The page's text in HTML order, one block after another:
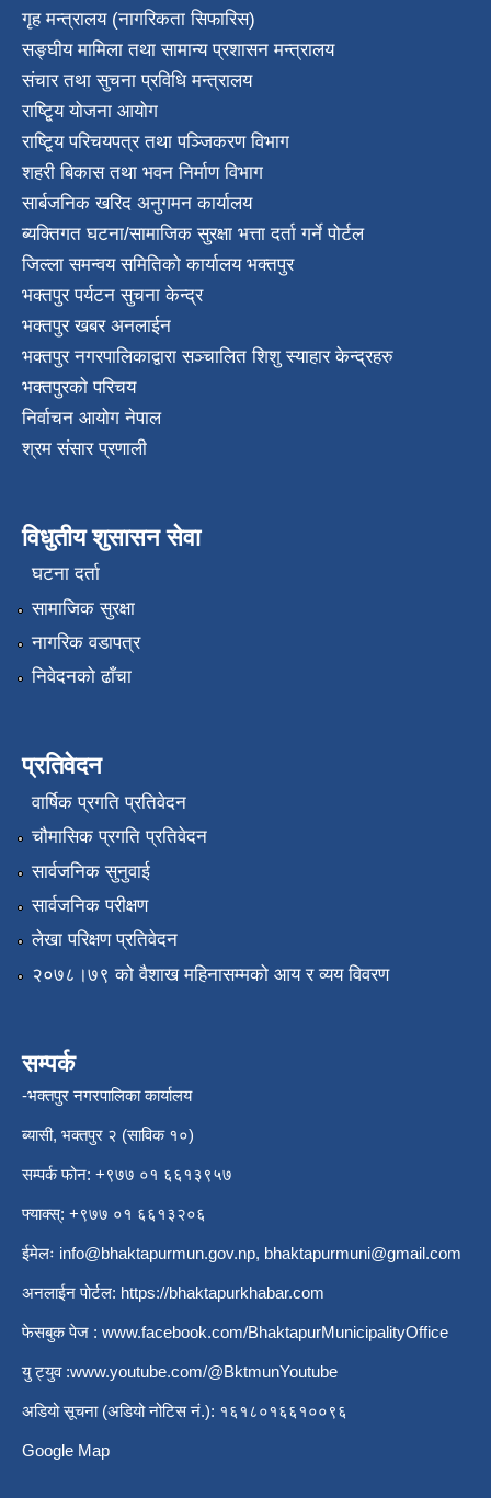
गृह मन्त्रालय (नागरिकता सिफारिस)
सङ्घीय मामिला तथा सामान्य प्रशासन मन्त्रालय
संचार तथा सुचना प्रविधि मन्त्रालय
राष्टि्ृय योजना आयोग
राष्टि्ृय परिचयपत्र तथा पञ्जिकरण विभाग
शहरी बिकास तथा भवन निर्माण विभाग
सार्बजनिक खरिद अनुगमन कार्यालय
ब्यक्तिगत घटना/सामाजिक सुरक्षा भत्ता दर्ता गर्ने पोर्टल
जिल्ला समन्वय समितिको कार्यालय भक्तपुर
भक्तपुर पर्यटन सुचना केन्द्र
भक्तपुर खबर अनलाईन
भक्तपुर नगरपालिकाद्वारा सञ्चालित शिशु स्याहार केन्द्रहरु
भक्तपुरकाे परिचय
निर्वाचन आयोग नेपाल
श्रम संसार प्रणाली
विधुतीय शुसासन सेवा
घटना दर्ता
सामाजिक सुरक्षा
नागरिक वडापत्र
निवेदनको ढाँचा
प्रतिवेदन
वार्षिक प्रगति प्रतिवेदन
चौमासिक प्रगति प्रतिवेदन
सार्वजनिक सुनुवाई
सार्वजनिक परीक्षण
लेखा परिक्षण प्रतिवेदन
२०७८।७९ को वैशाख महिनासम्मको आय र व्यय विवरण
सम्पर्क
-भक्तपुर नगरपालिका कार्यालय
ब्यासी, भक्तपुर २ (साविक १०)
सम्पर्क फोन: +९७७ ०१ ६६१३९५७
फ्याक्स्: +९७७ ०१ ६६१३२०६
ईमेलः info@bhaktapurmun.gov.np, bhaktapurmuni@gmail.com
अनलाईन पोर्टल: https://bhaktapurkhabar.com
फेसबुक पेज : www.facebook.com/BhaktapurMunicipalityOffice
यु ट्युव :www.youtube.com/@BktmunYoutube
अडियो सूचना (अडियो नोटिस नं.): १६१८०१६६१००९६
Google Map